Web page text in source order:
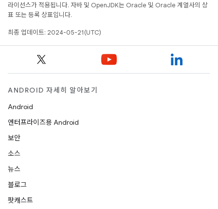
라이선스가 적용됩니다. 자바 및 OpenJDK는 Oracle 및 Oracle 계열사의 상
표 또는 등록 상표입니다.
최종 업데이트: 2024-05-21(UTC)
ANDROID 자세히 알아보기
Android
엔터프라이즈용 Android
보안
소스
뉴스
블로그
팟캐스트